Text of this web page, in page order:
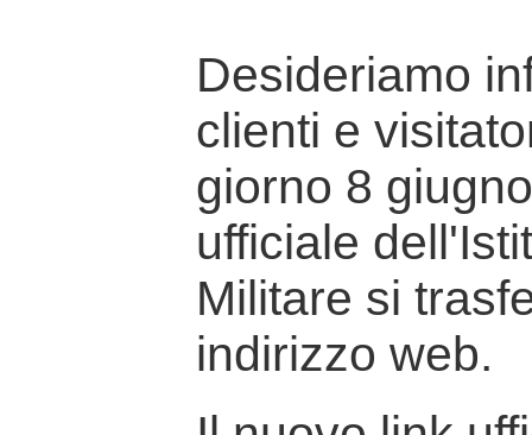
Desideriamo
clienti e
giorno 8
ufficiale
Militare si
indirizzo web.